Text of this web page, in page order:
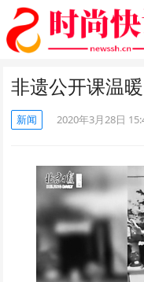
非遗公开课温
新闻 2020年3月28日